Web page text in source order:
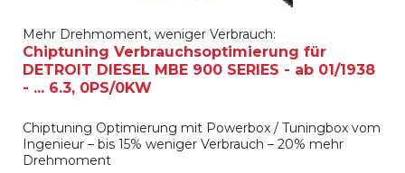
Mehr Drehmoment, weniger Verbrauch:
Chiptuning Verbrauchsoptimierung für
DETROIT DIESEL MBE 900 SERIES - ab 01/1938
- ... 6.3, 0PS/0KW
Chiptuning Optimierung mit Powerbox / Tuningbox vom
Ingenieur – bis 15% weniger Verbrauch – 20% mehr
Drehmoment